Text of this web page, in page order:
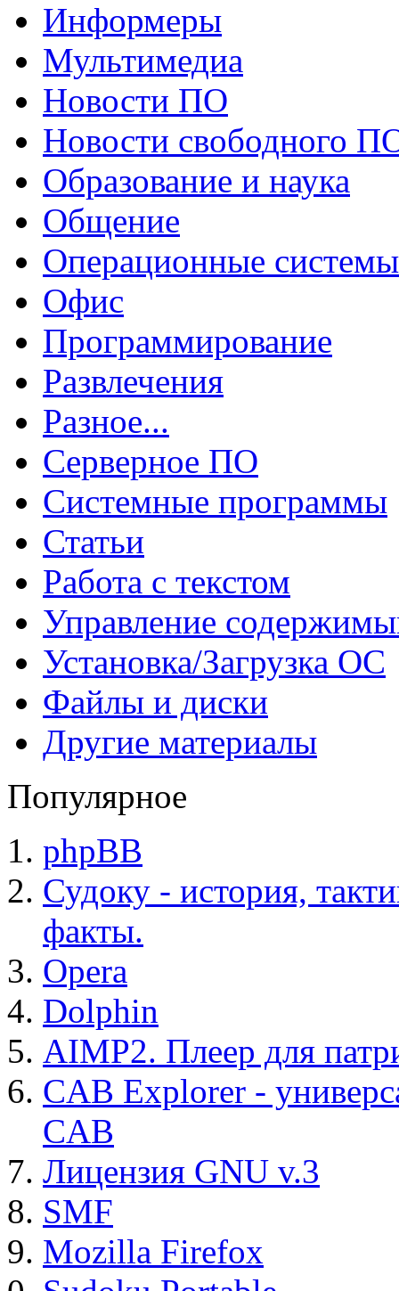
Информеры
Мультимедиа
Новости ПО
Новости свободного
Образование и наука
Общение
Операционные системы
Офис
Программирование
Развлечения
Разное...
Серверное ПО
Системные программы
Статьи
Работа с текстом
Управление
Установка/Загрузка ОС
Файлы и диски
Другие материалы
Популярное
phpBB
Судоку - история,
факты.
Opera
Dolphin
AIMP2. Плеер для
CAB Explorer -
CAB
Лицензия GNU v.3
SMF
Mozilla Firefox